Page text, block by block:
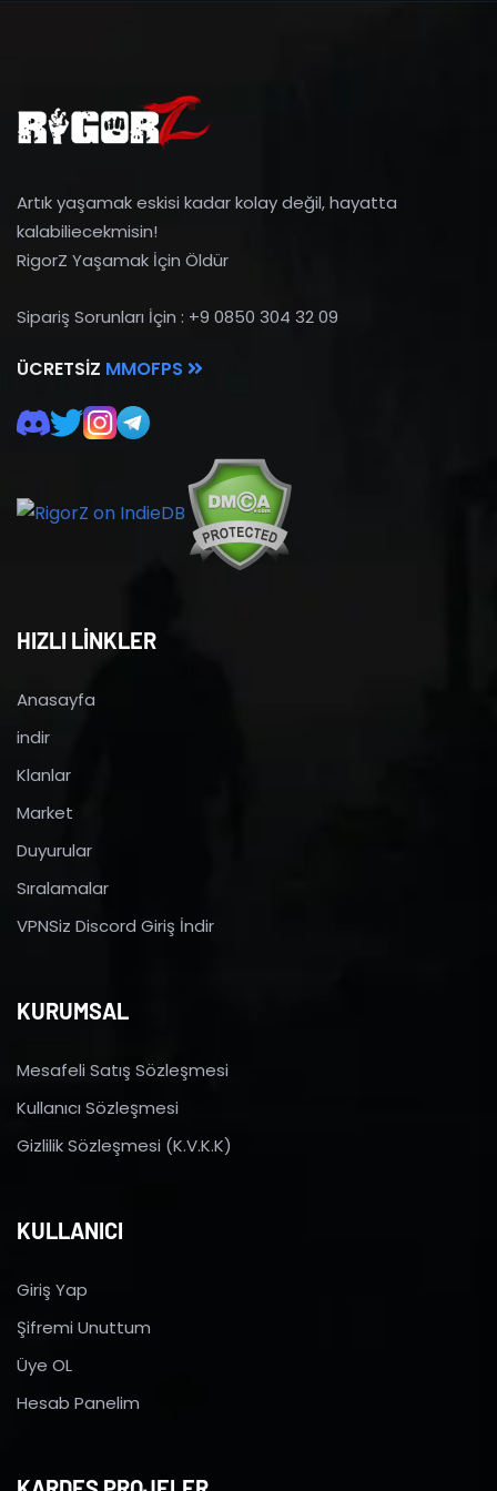
Artık yaşamak eskisi kadar kolay değil, hayatta
kalabiliecekmisin!
RigorZ Yaşamak İçin Öldür
Sipariş Sorunları İçin : +9 0850 304 32 09
ÜCRETSIZ MMOFPS
HIZLI LİNKLER
Anasayfa
indir
Klanlar
Market
Duyurular
Sıralamalar
VPNSiz Discord Giriş İndir
KURUMSAL
Mesafeli Satış Sözleşmesi
Kullanıcı Sözleşmesi
Gizlilik Sözleşmesi (K.V.K.K)
KULLANICI
Giriş Yap
Şifremi Unuttum
Üye OL
Hesab Panelim